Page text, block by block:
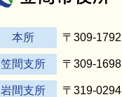
本所 〒309-
笠間支所 〒309-
岩間支所 〒319-